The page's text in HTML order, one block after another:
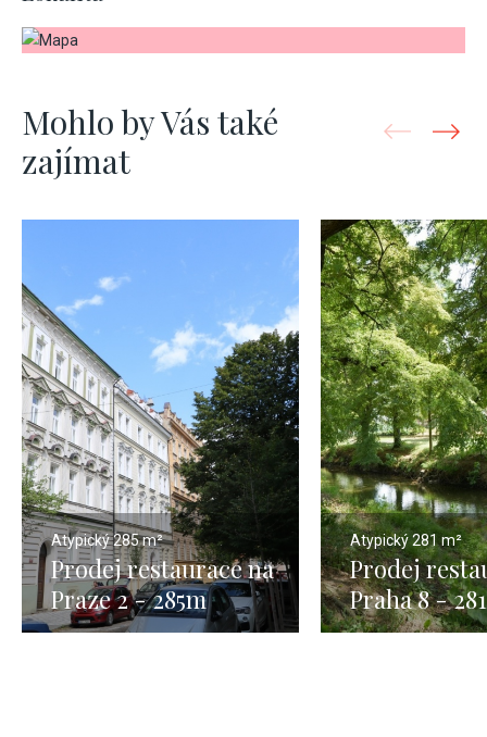
Mohlo by Vás také
zajímat
Atypický285 m²
Prodej restaurace na
Praze 2 - 285m
Atypický281 m²
Prodej
Praha 8 -